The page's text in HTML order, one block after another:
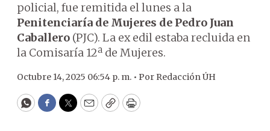
policial, fue remitida el lunes a la
Penitenciaría de Mujeres de Pedro Juan
Caballero (PJC). La ex edil estaba recluida en
la Comisaría 12ª de Mujeres.
Octubre 14, 2025 06:54 p. m. • Por Redacción ÚH
WhatsApp
Facebook
Twitter
EmailCopyPrint